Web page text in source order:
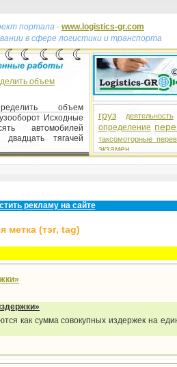
портала - www.logistics-gr.com
в сфере логистики и транспорта
объем
объем
Исходные
автомобилей
тягачей
груз деятельность
определение
таксомоторные
экзамен
рекламу на сайте
метка (тэг, tag)
как сумма совокупных издержек на